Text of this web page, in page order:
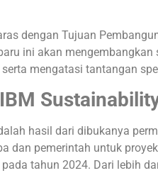
dengan Tujuan
ini akan
mengatasi tantangan
hasil dari dibukanya
dan pemerintah untuk
tahun 2024. Dari lebih